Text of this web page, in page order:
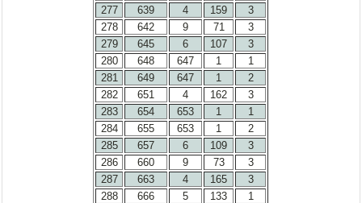
277
639 4 159
3
278
642 9 71
3
279
645 6 107
3
280
648 647 1
1
281
649 647 1
2
282
651 4 162
3
283
654 653 1
1
284
655 653 1
2
285
657 6 109
3
286
660 9 73
3
287
663 4 165
3
288
666 5 133
1